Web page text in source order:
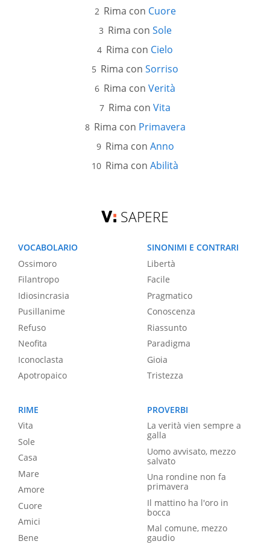
Rima con Cuore
Rima con Sole
Rima con Cielo
Rima con Sorriso
Rima con Verità
Rima con Vita
Rima con Primavera
Rima con Anno
Rima con Abilità
SAPERE
VOCABOLARIO
Ossimoro
Filantropo
Idiosincrasia
Pusillanime
Refuso
Neofita
Iconoclasta
Apotropaico
SINONIMI E CONTRARI
Libertà
Facile
Pragmatico
Conoscenza
Riassunto
Paradigma
Gioia
Tristezza
RIME
Vita
Sole
Casa
Mare
Amore
Cuore
Amici
Bene
PROVERBI
La verità vien sempre a
galla
Uomo avvisato, mezzo
salvato
Una rondine non fa
primavera
Il mattino ha l'oro in
bocca
Mal comune, mezzo
gaudio